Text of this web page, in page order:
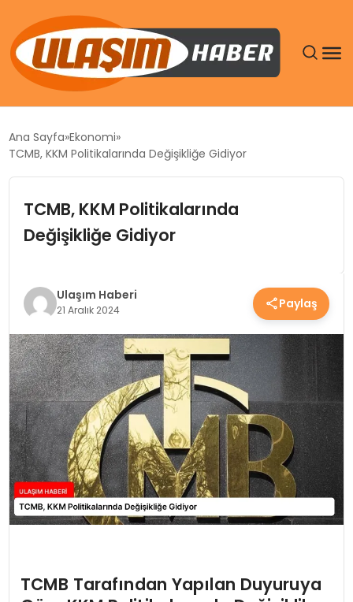
DÜNYA
EKONOMI
SPOR
TEKNOLOJI
SAĞLIK
YAŞAM
Ana Sayfa Ekonomi
TCMB, KKM Politikalarında Değişikliğe Gidiyor
TCMB, KKM Politikalarında
Değişikliğe Gidiyor
Ulaşım Haberi
21 Aralık 2024 Paylaş
TCMB Tarafından Yapılan Duyuruya